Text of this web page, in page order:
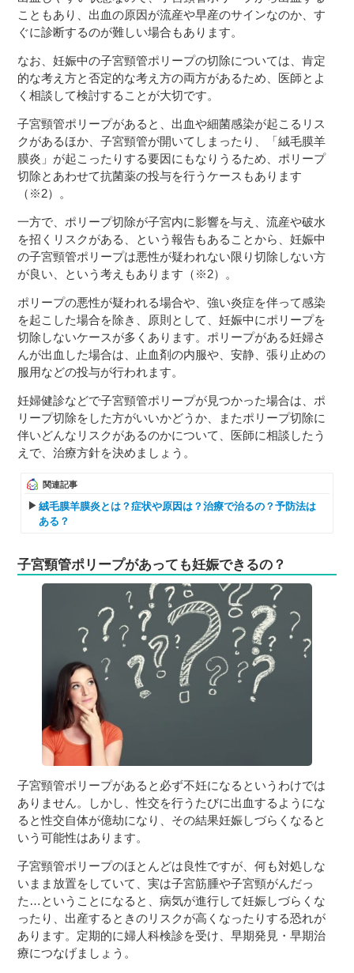
こともあり、出血の原因が流産や早産のサインなのか、す
ぐに診断するのが難しい場合もあります。
なお、妊娠中の子宮頸管ポリープの切除については、肯定
的な考え方と否定的な考え方の両方があるため、医師とよ
く相談して検討することが大切です。
子宮頸管ポリープがあると、出血や細菌感染が起こるリス
クがあるほか、子宮頸管が開いてしまったり、「絨毛膜羊
膜炎」が起こったりする要因にもなりうるため、ポリープ
切除とあわせて抗菌薬の投与を行うケースもあります
（※2）。
一方で、ポリープ切除が子宮内に影響を与え、流産や破水
を招くリスクがある、という報告もあることから、妊娠中
の子宮頸管ポリープは悪性が疑われない限り切除しない方
が良い、という考えもあります（※2）。
ポリープの悪性が疑われる場合や、強い炎症を伴って感染
を起こした場合を除き、原則として、妊娠中にポリープを
切除しないケースが多くあります。ポリープがある妊婦さ
んが出血した場合は、止血剤の内服や、安静、張り止めの
服用などの投与が行われます。
妊婦健診などで子宮頸管ポリープが見つかった場合は、ポ
リープ切除をした方がいいかどうか、またポリープ切除に
伴いどんなリスクがあるのかについて、医師に相談したう
えで、治療方針を決めましょう。
関連記事
絨毛膜羊膜炎とは？症状や原因は？治療で治るの？予防法は
ある？
子宮頸管ポリープがあっても妊娠できるの？
子宮頸管ポリープがあると必ず不妊になるというわけでは
ありません。しかし、性交を行うたびに出血するようにな
ると性交自体が億劫になり、その結果妊娠しづらくなると
いう可能性はあります。
子宮頸管ポリープのほとんどは良性ですが、何も対処しな
いまま放置をしていて、実は子宮筋腫や子宮頸がんだっ
た…ということになると、病気が進行して妊娠しづらくな
ったり、出産するときのリスクが高くなったりする恐れが
あります。定期的に婦人科検診を受け、早期発見・早期治
療につなげましょう。